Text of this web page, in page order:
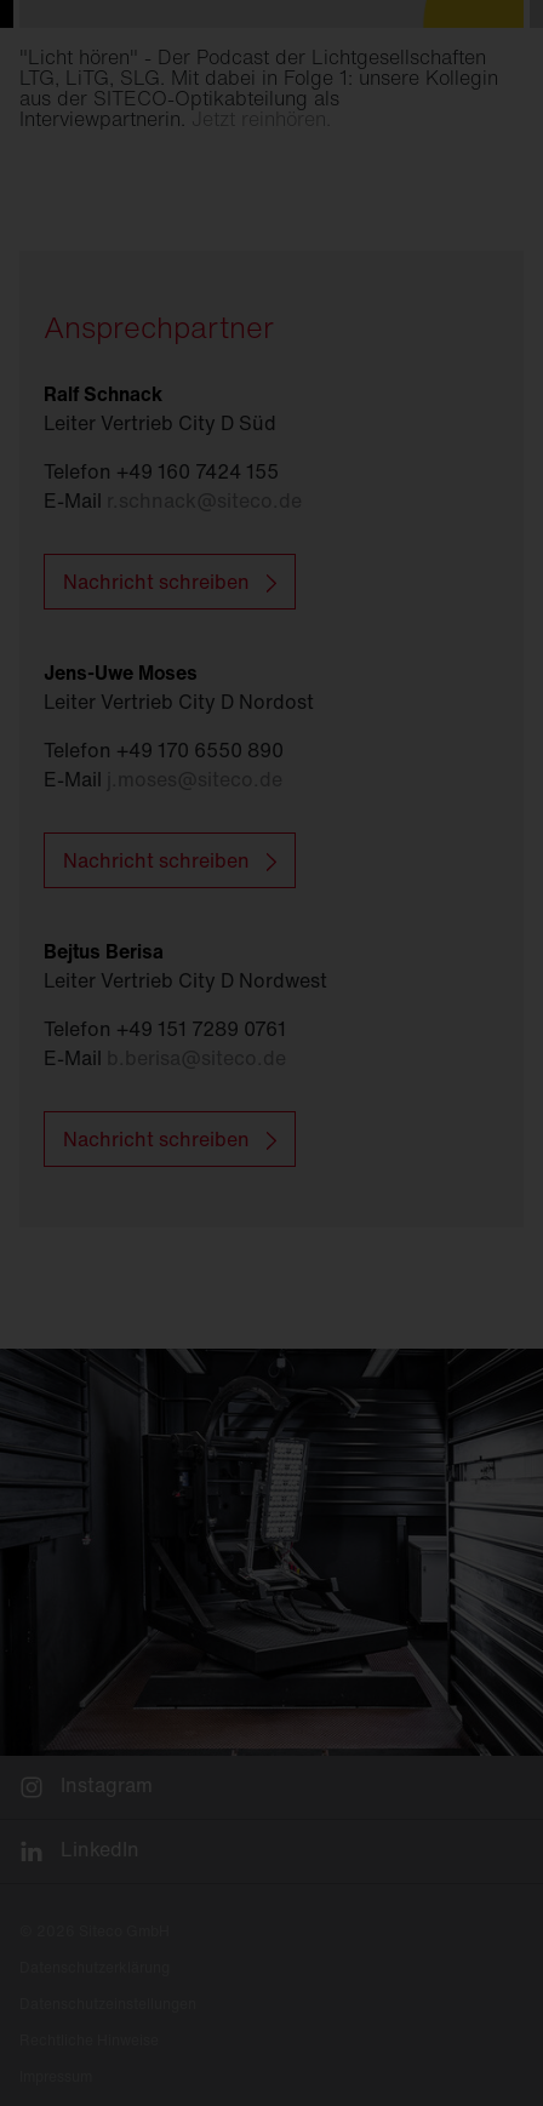
"Licht hören" - Der Podcast der Lichtgesellschaften
LTG, LiTG, SLG. Mit dabei in Folge 1: unsere Kollegin
aus der SITECO-Optikabteilung als
Interviewpartnerin. Jetzt reinhören.
Ansprechpartner
Ralf Schnack
Leiter Vertrieb City D Süd
Telefon +49 160 7424 155
E-Mail
Nachricht schreiben
Jens-Uwe Moses
Leiter Vertrieb City D Nordost
Telefon +49 170 6550 890
E-Mail
Nachricht schreiben
Bejtus Berisa
Leiter Vertrieb City D Nordwest
Telefon +49 151 7289 0761
E-Mail
Nachricht schreiben
Instagram
LinkedIn